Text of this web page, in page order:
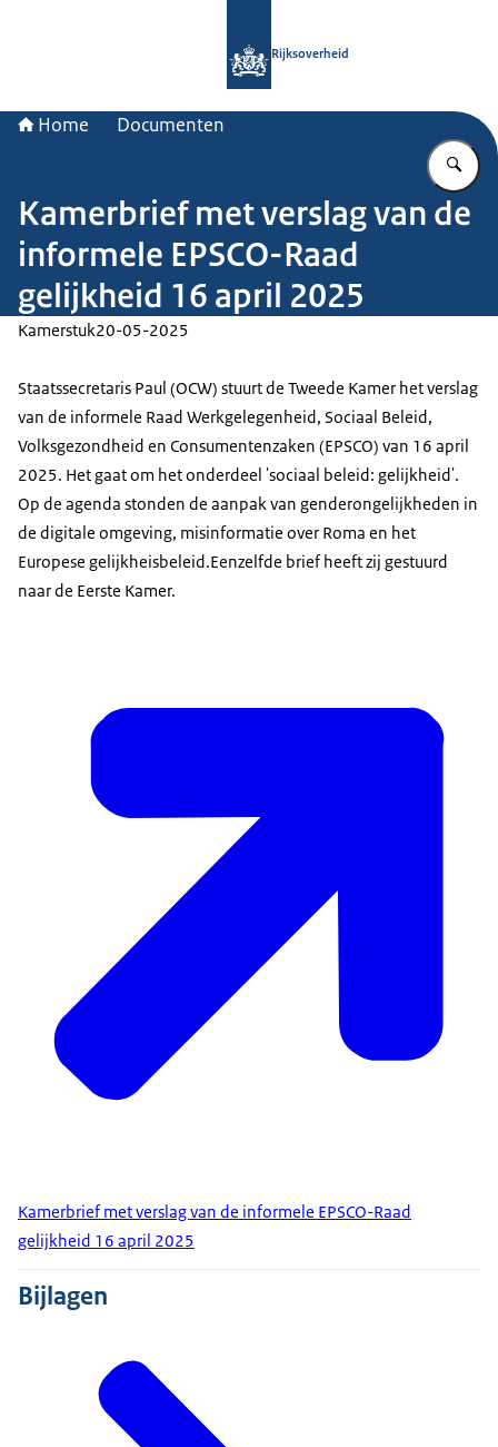
Rijksoverheid
Home Documenten
Kamerbrief met verslag van de
informele EPSCO-Raad
gelijkheid 16 april 2025
Kamerstuk20-05-2025
Staatssecretaris Paul (OCW) stuurt de Tweede Kamer het verslag
van de informele Raad Werkgelegenheid, Sociaal Beleid,
Volksgezondheid en Consumentenzaken (EPSCO) van 16 april
2025. Het gaat om het onderdeel 'sociaal beleid: gelijkheid'.
Op de agenda stonden de aanpak van genderongelijkheden in
de digitale omgeving, misinformatie over Roma en het
Europese gelijkheisbeleid.Eenzelfde brief heeft zij gestuurd
naar de Eerste Kamer.
Kamerbrief met verslag van de informele EPSCO-Raad
gelijkheid 16 april 2025
Bijlagen